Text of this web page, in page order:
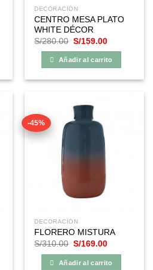
DECORACIÓN
CENTRO MESA PLATO
WHITE DÉCOR
S/280.00 El
original
era:
S/159.00El
actual
es:
Añadir al carrito
-45%
DECORACIÓN
FLORERO MISTURA
S/310.00 El
original
era:
S/169.00El
es:
Añadir al carrito